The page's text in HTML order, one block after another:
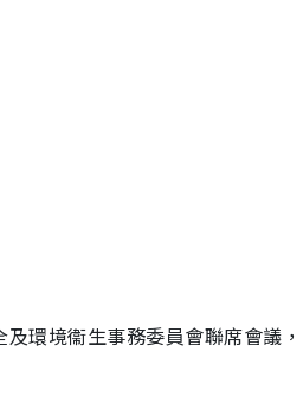
環境衞生事務委員會聯席會議